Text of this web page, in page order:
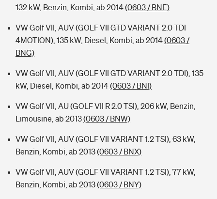
132 kW, Benzin, Kombi, ab 2014(0603 / BNE)
VW Golf VII, AUV (GOLF VII GTD VARIANT 2.0 TDI
4MOTION), 135 kW, Diesel, Kombi, ab 2014(0603 /
BNG)
VW Golf VII, AUV (GOLF VII GTD VARIANT 2.0 TDI), 135
kW, Diesel, Kombi, ab 2014(0603 / BNI)
VW Golf VII, AU (GOLF VII R 2.0 TSI), 206 kW, Benzin,
Limousine, ab 2013(0603 / BNW)
VW Golf VII, AUV (GOLF VII VARIANT 1.2 TSI), 63 kW,
Benzin, Kombi, ab 2013(0603 / BNX)
VW Golf VII, AUV (GOLF VII VARIANT 1.2 TSI), 77 kW,
Benzin, Kombi, ab 2013(0603 / BNY)